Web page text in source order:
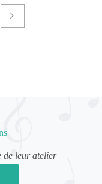
de leur atelier